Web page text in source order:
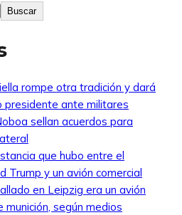
Buscar
rompe otra tradición y dará
presidente ante militares
sellan acuerdos para
que hubo entre el
Trump y un avión comercial
en Leipzig era un avión
munición, según medios